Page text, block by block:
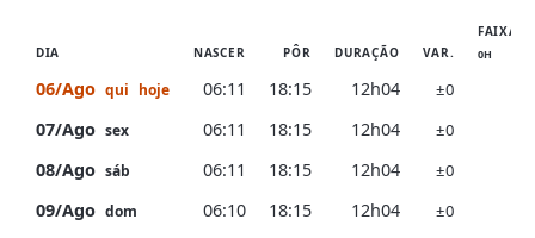
DIA NASCER PÔR DURAÇÃO VAR.
FAIXA
0H
06/Ago qui hoje 06:11 18:15 12h04 ±0
07/Ago sex 06:11 18:15 12h04 ±0
08/Ago sáb 06:11 18:15 12h04 ±0
09/Ago dom 06:10 18:15 12h04 ±0